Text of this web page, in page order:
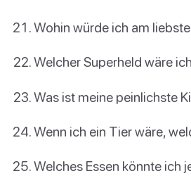
Wohin würde ich am
Welcher Superheld wäre
Was ist meine peinlichste
Wenn ich ein Tier wäre,
Welches Essen könnte ich